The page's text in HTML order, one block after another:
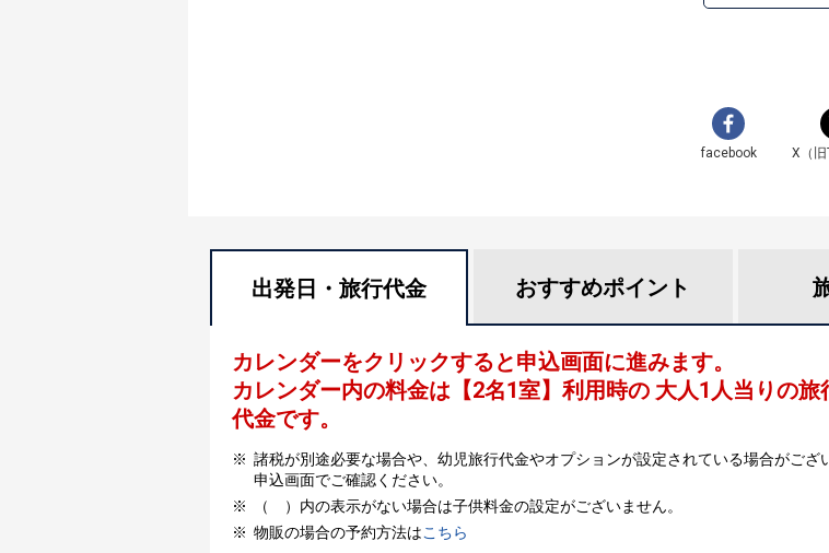
facebook X（旧
出発日・ 旅行代金 おすすめポイント
カレンダーをクリックすると申込画面に進みます。
カレンダー内の料金は 【2名1室】利用時の 大人1人当りの旅
代金です。
諸税が別途必要な場合や、幼児旅行代金やオプションが設定されている場合がござ
申込画面でご確認ください。
（ ）内の表示がない場合は子供料金の設定がございません。
物販の場合の予約方法はこちら